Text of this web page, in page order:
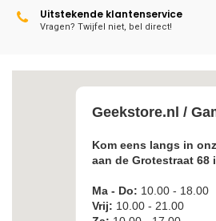
Uitstekende klantenservice
Vragen? Twijfel niet, bel direct!